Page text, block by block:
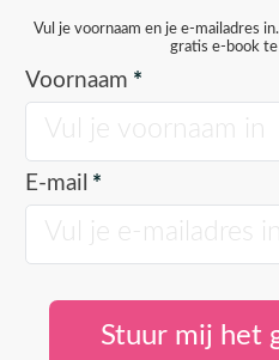
Vul je voornaam en je e-mailadres
gratis e-book
Voornaam *
E-mail *
Stuur mij het